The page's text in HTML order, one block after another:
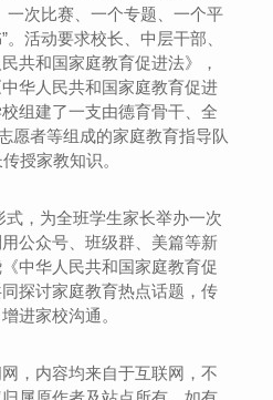
一次比赛、一个专题、一个平
活动要求校长、中层干部、
共和国家庭教育促进法》，
华人民共和国家庭教育促进
组建了一支由德育骨干、全
愿者等组成的家庭教育指导队
授家教知识。
式，为全班学生家长举办一次
公众号、班级群、美篇等新
中华人民共和国家庭教育促
探讨家庭教育热点话题，传
进家校沟通。
，内容均来自于互联网，不